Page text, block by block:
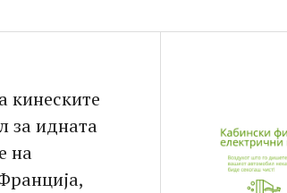
кинеските
за идната
на